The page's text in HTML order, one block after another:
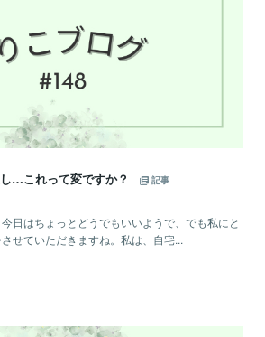
…これって変ですか？
記事
日はちょっとどうでもいいようで、でも私にと
せていただきますね。私は、自宅...